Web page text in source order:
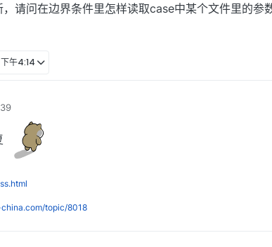
请问在边界条件里怎样读取case中某个文件里的参
午4:14
topic/8018